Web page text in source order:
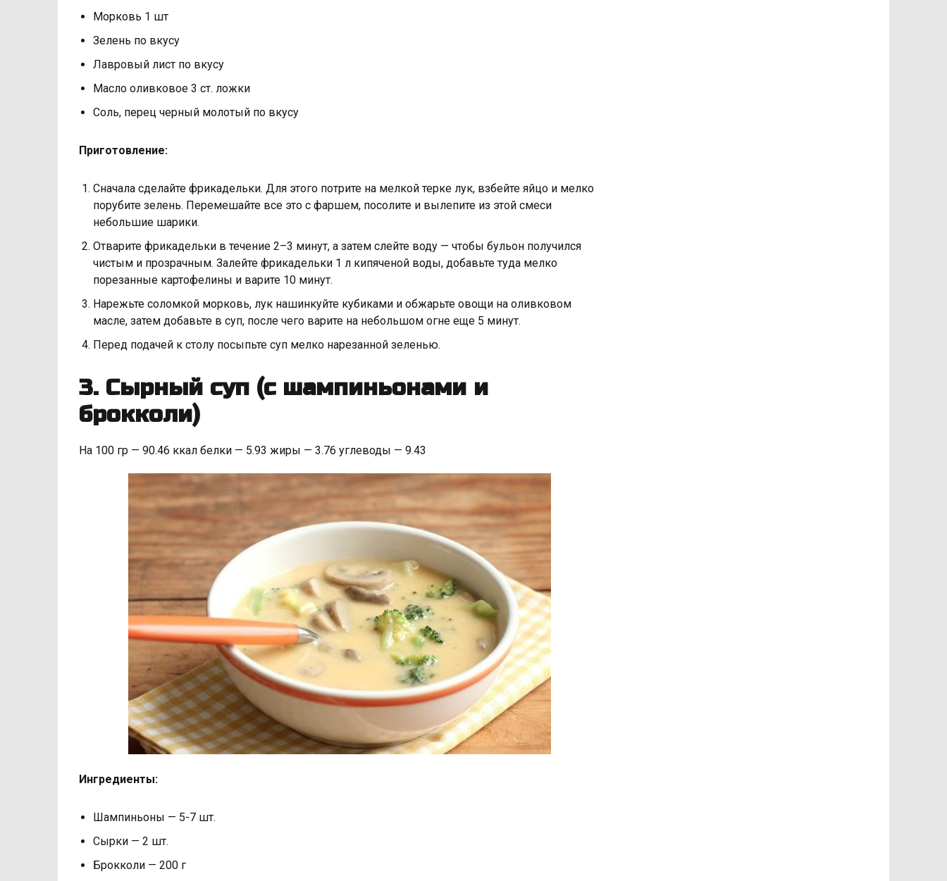
Морковь 1 шт
Зелень по вкусу
Лавровый лист по вкусу
Масло оливковое 3 ст. ложки
Соль, перец черный молотый по вкусу
Приготовление:
Сначала сделайте фрикадельки. Для этого потрите на мелкой терке лук, взбейте яйцо и мелко
порубите зелень. Перемешайте все это с фаршем, посолите и вылепите из этой смеси
небольшие шарики.
Отварите фрикадельки в течение 2–3 минут, а затем слейте воду — чтобы бульон получился
чистым и прозрачным. Залейте фрикадельки 1 л кипяченой воды, добавьте туда мелко
порезанные картофелины и варите 10 минут.
Нарежьте соломкой морковь, лук нашинкуйте кубиками и обжарьте овощи на оливковом
масле, затем добавьте в суп, после чего варите на небольшом огне еще 5 минут.
Перед подачей к столу посыпьте суп мелко нарезанной зеленью.
3. Сырный суп (с шампиньонами и
брокколи)
На 100 гр — 90.46 ккал белки — 5.93 жиры — 3.76 углеводы — 9.43
Ингредиенты:
Шампиньоны — 5-7 шт.
Сырки — 2 шт.
Брокколи — 200 г